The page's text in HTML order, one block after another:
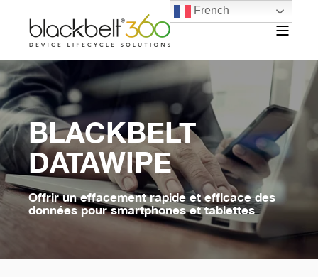
French
BLACKBELT
DATAWIPE
Offrir un effacement rapide et efficace des
données pour smartphones et tablettes